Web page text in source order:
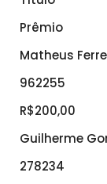
Prêmio
Matheus
962255
R$200,00
Guilherme
278234